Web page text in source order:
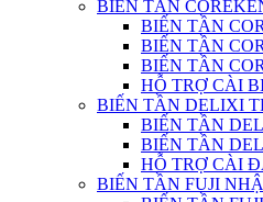
BIẾN TẦN
BIẾN TẦN
BIẾN TẦN
BIẾN TẦN
HỖ TRỢ CÀI
BIẾN TẦN DELIXI
BIẾN TẦN
BIẾN TẦN
HỖ TRỢ CÀI
BIẾN TẦN FUJI